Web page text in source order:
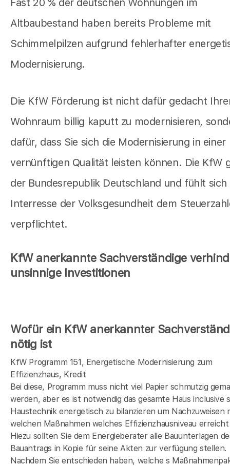
Altbaubestand haben bereits Probleme mit
Schimmelpilzen aufgrund fehlerhafter
Modernisierung.
Die KfW Förderung ist nicht dafür gedacht
Wohnraum billig kaputt zu modernisieren,
dafür, dass Sie sich die Modernisierung in einer
vernünftigen Qualität leisten können. Die KfW
der Bundesrepublik Deutschland und fühlt sich
Interresse der Volksgesundheit dem
verpflichtet.
KfW anerkannte Sachverständige
unsinnige Investitionen
Wofür ein KfW anerkannter
nötig ist
KfW Programm 151, Energetische Modernisierung zum
Effizienzhaus, Kredit
Bei diese, Programm muss nicht viel Papier schmutzig
werden, aber es ist notwendig das gesamte Haus inclusive
Haustechnik energetisch zu bilanzieren um Nachzuweisen
welchen Maßnahmen welches Effizienzhausniveau
Hiezu sollten Sie dem Energieberater alle Bauunterlagen
Bauantrags in Kopie für seine Akten zur verfügung stellen.
Nachdem Sie entschieden haben, welche s